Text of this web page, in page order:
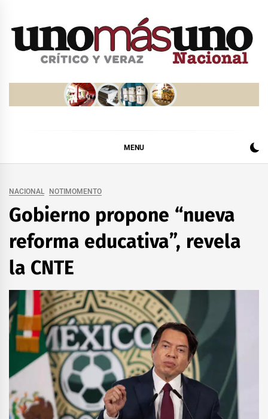
MENU
NACIONAL NOTIMOMENTO
Gobierno propone “nueva
reforma educativa”, revela
la CNTE